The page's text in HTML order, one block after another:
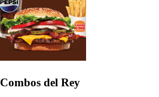
Combos del Rey